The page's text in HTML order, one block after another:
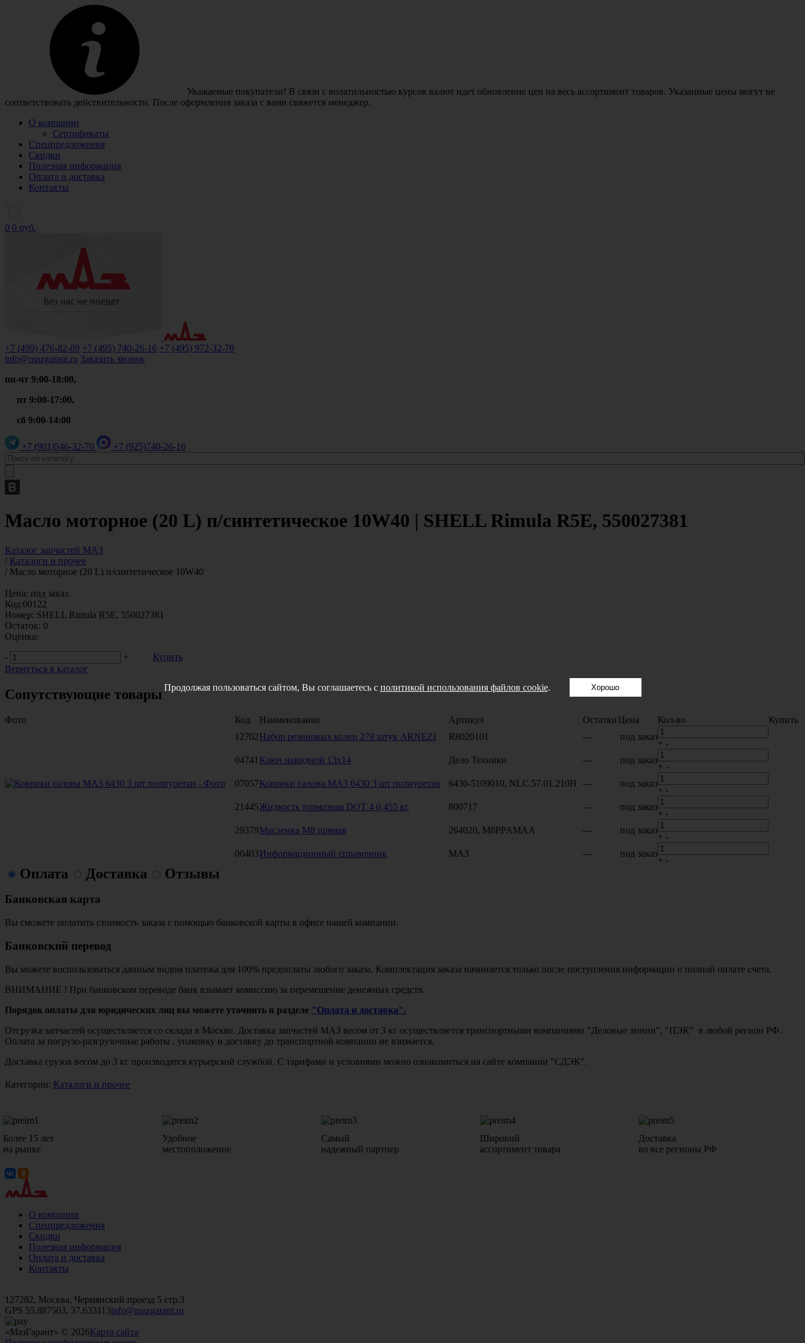
Уважаемые покупатели! В связи с волатильностью курсов валют идет обновление цен на весь ассортимент товаров. Указанные цены могут не
соответствовать действительности. После оформления заказа с вами свяжется менеджер.
О компании
Сертификаты
Спецпредложения
Скидки
Полезная информация
Оплата и доставка
Контакты
0 0 руб.
+7 (499) 476-82-09 +7 (495) 740-26-16 +7 (495) 972-32-70
info@mazgarant.ru Заказать звонок
пн-чт 9:00-18:00,
пт 9:00-17:00,
сб 9:00-14:00
+7 (901)546-32-70 +7 (925)740-26-16
Масло моторное (20 L) п/синтетическое 10W40 | SHELL Rimula R5E, 550027381
Каталог запчастей МАЗ
/ Каталоги и прочее
/ Масло моторное (20 L) п/синтетическое 10W40
Цена: под заказ
Код:00122
Номер: SHELL Rimula R5E, 550027381
Остаток: 0
Оценка:
-
+
Купить
Вернуться в каталог
Сопутствующие товары
Фото Код Наименование Артикул Остатки Цена Кол-во
Купить
12702Набор резиновых колец 279 штук ARNEZI R8020101 — под заказ
+ -
04741 Ключ накидной 13х14 Дело Техники — под заказ
+ -
07057Коврики салона МАЗ 6430 3 шт полиуретан 6430-5109010, NLC.57.01.210H — под заказ
+ -
21445Жидкость тормозная DOT 4 0,455 кг 800717 — под заказ
+ -
29379Масленка М8 прямая 264020, M8PPAMAA — под заказ
+ -
00403Информационный справочник МАЗ — под заказ
+ -
Оплата Доставка Отзывы
Банковская карта
Вы сможете оплатить стоимость заказа с помощью банковской карты в офисе нашей компании.
Банковский перевод
Вы можете воспользоваться данным видом платежа для 100% предоплаты любого заказа. Комплектация заказа начинается только после поступления информации о полной оплате счета.
ВНИМАНИЕ ! При банковском переводе банк взымает комиссию за перемещение денежных средств.
Порядок оплаты для юридических лиц вы можете уточнить в разделе "Оплата и доставка".
Отгрузка запчастей осуществляется со склада в Москве. Доставка запчастей МАЗ весом от 3 кг осуществляется транспортными компаниями "Деловые линии", "ПЭК" в любой регион РФ.
Оплата за погрузо-разгрузочные работы , упаковку и доставку до транспортной компании не взимается.
Доставка грузов весом до 3 кг производятся курьерской службой. С тарифами и условиями можно ознакомиться на сайте компании "СДЭК".
Категории: Каталоги и прочее
Более 15 лет
на рынке
Удобное
местоположение
Самый
надежный партнер
Широкий
ассортимент товара
Доставка
во все регионы РФ
О компании
Спецпредложения
Скидки
Полезная информация
Оплата и доставка
Контакты
127282, Москва, Чермянский проезд 5 стр.3
GPS 55.887503, 37.633113info@mazgarant.ru
«МазГарант» © 2026Карта сайта
Продолжая пользоваться сайтом, Вы соглашаетесь с политикой использования файлов cookie. Хорошо